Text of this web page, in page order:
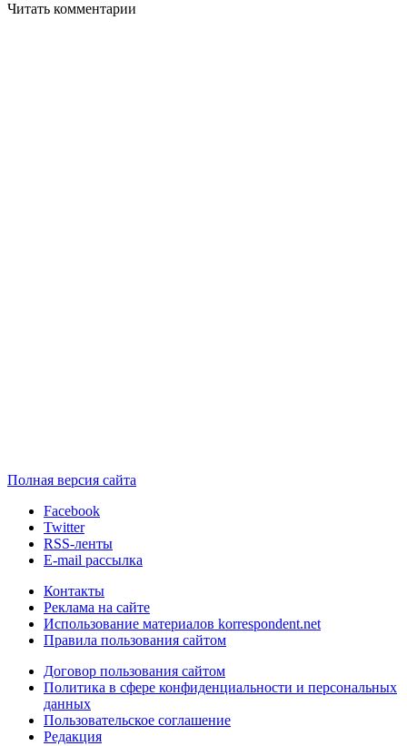
Читать комментарии
Полная версия сайта
Facebook
Twitter
RSS-ленты
E-mail рассылка
Контакты
Реклама на сайте
Использование материалов korrespondent.net
Правила пользования сайтом
Договор пользования сайтом
Политика в сфере конфиденциальности и персональных
данных
Пользовательское соглашение
Редакция